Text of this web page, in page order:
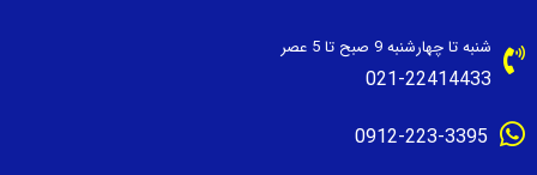
شنبه تا چهارشنبه 9 صبح تا 5 عصر
021-22414433
0912-223-3395